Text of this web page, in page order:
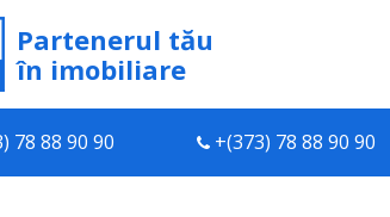
Partenerul tău
în imobiliare
78 88 90 90 +(373) 78 88 90 90